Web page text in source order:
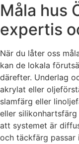
Måla hus
expertis
När du låter oss
kan de lokala
därefter. Underlag
akrylat eller
slamfärg eller
eller
att systemet är
och täckfärg